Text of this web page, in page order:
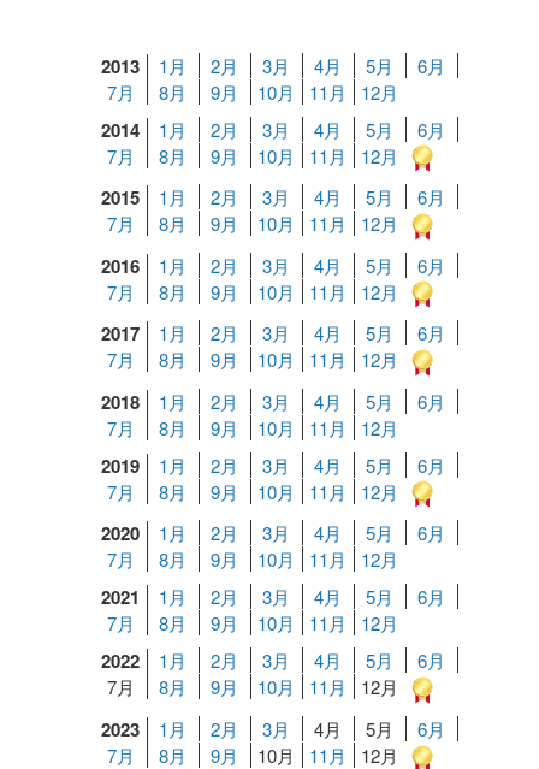
2013 1月 2月 3月 4月 5月
6月
7月
8月 9月 10月 11月 12月
2014 1月 2月 3月 4月 5月
6月
7月
8月 9月 10月 11月 12月
2015 1月 2月 3月 4月 5月
6月
7月
8月 9月 10月 11月 12月
2016 1月 2月 3月 4月 5月
6月
7月
8月 9月 10月 11月 12月
2017 1月 2月 3月 4月 5月
6月
7月
8月 9月 10月 11月 12月
2018 1月 2月 3月 4月 5月
6月
7月
8月 9月 10月 11月 12月
2019 1月 2月 3月 4月 5月
6月
7月
8月 9月 10月 11月 12月
2020 1月 2月 3月 4月 5月
6月
7月
8月 9月 10月 11月 12月
2021 1月 2月 3月 4月 5月
6月
7月
8月 9月 10月 11月 12月
2022 1月 2月 3月 4月 5月
6月
7月
8月 9月 10月 11月 12月
2023 1月 2月 3月 4月 5月
6月
7月
8月 9月 10月 11月 12月